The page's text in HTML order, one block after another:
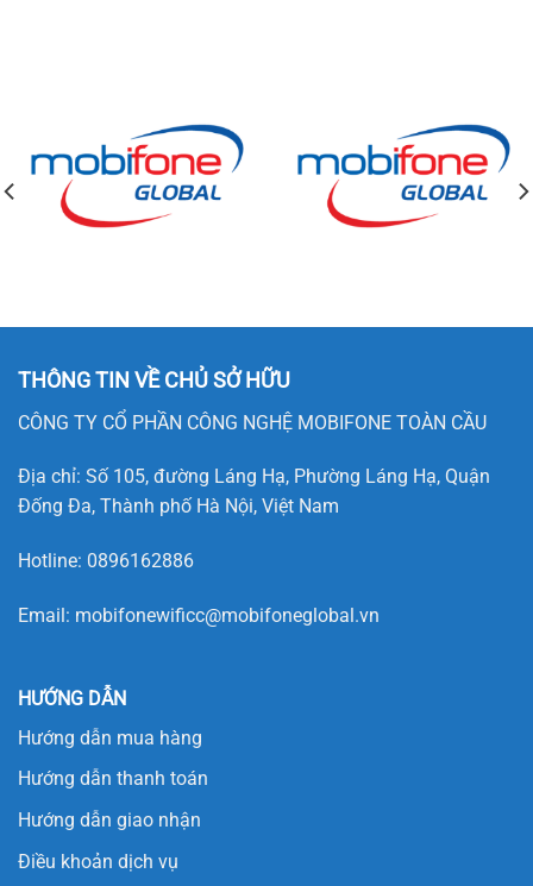
THÔNG TIN VỀ CHỦ SỞ HỮU
CÔNG TY CỔ PHẦN CÔNG NGHỆ MOBIFONE TOÀN CẦU
Địa chỉ: Số 105, đường Láng Hạ, Phường Láng Hạ, Quận
Đống Đa, Thành phố Hà Nội, Việt Nam
Hotline: 0896162886
Email: mobifonewificc@mobifoneglobal.vn
HƯỚNG DẪN
Hướng dẫn mua hàng
Hướng dẫn thanh toán
Hướng dẫn giao nhận
Điều khoản dịch vụ